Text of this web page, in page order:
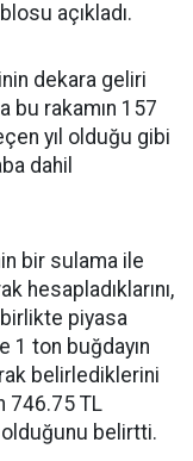
açıkladı.
dekara geliri
bu rakamın 157
yıl olduğu gibi
dahil
bir sulama ile
hesapladıklarını,
birlikte piyasa
1 ton buğdayın
belirlediklerini
746.75 TL
belirtti.